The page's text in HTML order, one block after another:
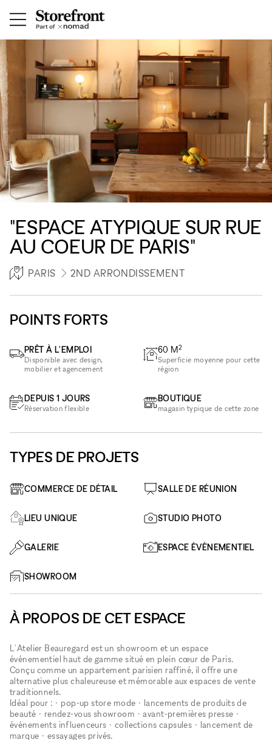
"ESPACE ATYPIQUE SUR RUE
AU COEUR DE PARIS"
PARIS 2ND ARRONDISSEMENT
POINTS FORTS
PRÊT À L'EMPLOI
Disponible avec design,
mobilier et agencement
DEPUIS 1 JOURS
Réservation flexible
60 M2
Superficie moyenne pour cette
région
BOUTIQUE
magasin typique de cette zone
TYPES DE PROJETS
COMMERCE DE DÉTAIL SALLE DE RÉUNION
LIEU UNIQUE STUDIO PHOTO
GALERIE ESPACE ÉVÉNEMENTIEL
SHOWROOM
À PROPOS DE CET ESPACE
L'Atelier Beauregard est un showroom et un espace
événementiel haut de gamme situé en plein cœur de Paris.
Conçu comme un appartement parisien raffiné, il offre une
alternative plus chaleureuse et mémorable aux espaces de vente
traditionnels.
Idéal pour : • pop-up store mode • lancements de produits de
beauté • rendez-vous showroom • avant-premières presse • ​​
événements influenceurs • collections capsules • lancement de
marque • essayages privés.